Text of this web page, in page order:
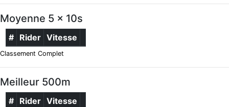
Moyenne 5 x 10s
# Rider Vitesse
Classement Complet
Meilleur 500m
# Rider Vitesse